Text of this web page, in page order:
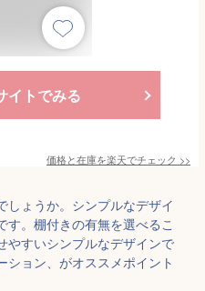
イトでみる
価格と在庫を楽天でチェック >>
しょうか。シンプルなデザイ
す。棚付きの有無を選べるこ
やすいシンプルなデザインで
ション、がオススメポイント